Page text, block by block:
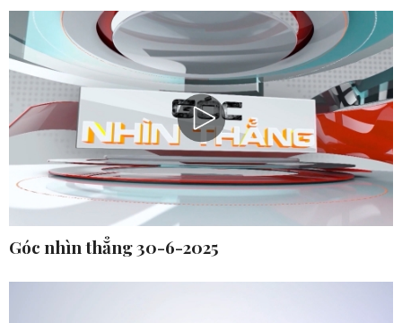
Góc nhìn thẳng 30-6-2025